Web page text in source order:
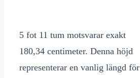
5 fot 11 tum motsvarar exakt
180,34 centimeter. Denna höjd
representerar en vanlig längd för